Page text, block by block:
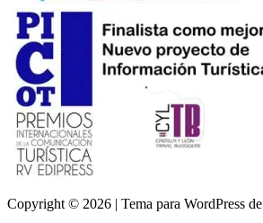
Copyright © 2026 | Tema para WordPress de